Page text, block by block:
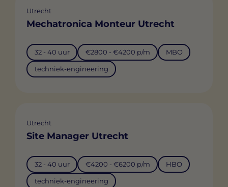
Utrecht
Mechatronica Monteur Utrecht
32 - 40 uur €2800 - €4200 p/m MBO
techniek-engineering
Utrecht
Site Manager Utrecht
32 - 40 uur €4200 - €6200 p/m HBO
techniek-engineering